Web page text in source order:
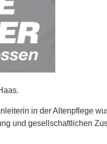
in der Altenpflege
und gesellschaftlichen